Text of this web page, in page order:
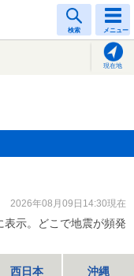
検索 メニュー
現在地
2026年08月09日14:30現在
示。どこで地震が頻発
西日本 沖縄